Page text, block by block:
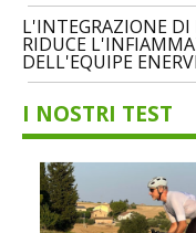
L'INTEGRAZIONE
RIDUCE
DELL'EQUIPE
I NOSTRI TEST